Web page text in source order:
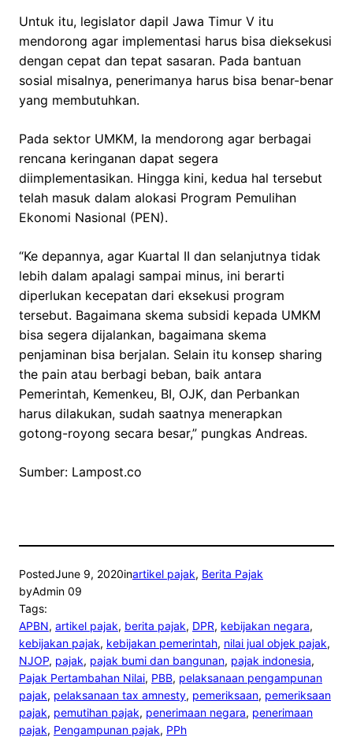
Untuk itu, legislator dapil Jawa Timur V itu
mendorong agar implementasi harus bisa dieksekusi
dengan cepat dan tepat sasaran. Pada bantuan
sosial misalnya, penerimanya harus bisa benar-benar
yang membutuhkan.
Pada sektor UMKM, Ia mendorong agar berbagai
rencana keringanan dapat segera
diimplementasikan. Hingga kini, kedua hal tersebut
telah masuk dalam alokasi Program Pemulihan
Ekonomi Nasional (PEN).
“Ke depannya, agar Kuartal II dan selanjutnya tidak
lebih dalam apalagi sampai minus, ini berarti
diperlukan kecepatan dari eksekusi program
tersebut. Bagaimana skema subsidi kepada UMKM
bisa segera dijalankan, bagaimana skema
penjaminan bisa berjalan. Selain itu konsep sharing
the pain atau berbagi beban, baik antara
Pemerintah, Kemenkeu, BI, OJK, dan Perbankan
harus dilakukan, sudah saatnya menerapkan
gotong-royong secara besar,” pungkas Andreas.
Sumber: Lampost.co
PostedJune 9, 2020inartikel pajak, Berita Pajak
byAdmin 09
Tags:
APBN, artikel pajak, berita pajak, DPR, kebijakan negara
kebijakan pajak, kebijakan pemerintah, nilai jual objek pajak
NJOP, pajak, pajak bumi dan bangunan, pajak indonesia
Pajak Pertambahan Nilai, PBB, pelaksanaan pengampunan
pajak, pelaksanaan tax amnesty, pemeriksaan, pemeriksaan
pajak, pemutihan pajak, penerimaan negara, penerimaan
pajak, Pengampunan pajak, PPh